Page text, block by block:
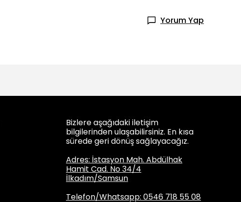
Yorum Yap
Bizlere aşağıdaki iletişim
bilgilerinden ulaşabilirsiniz. En kısa
sürede geri dönüş sağlayacağız.
Adres: İstasyon Mah. Abdülhak
Hamit Cad. No 34/4
İlkadım/Samsun
Telefon/Whatsapp: 0546 718 55 08